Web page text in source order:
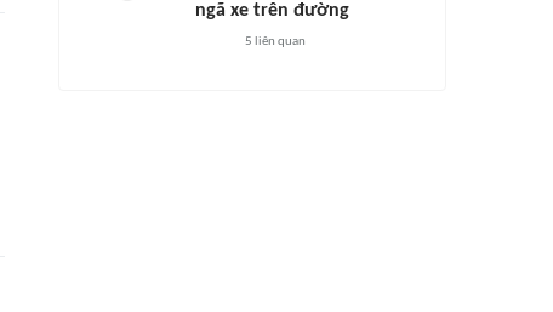
ngã xe trên đường
5 liên quan